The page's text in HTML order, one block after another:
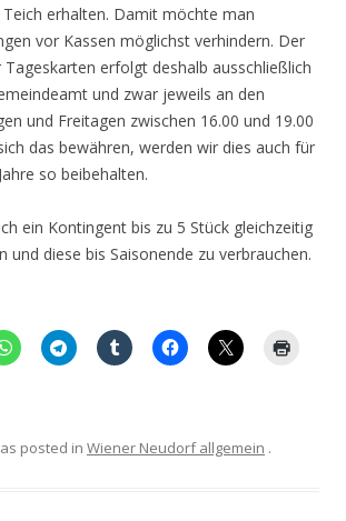
erhalten. Damit möchte man
vor Kassen möglichst verhindern. Der
Tageskarten erfolgt deshalb ausschließlich
und zwar jeweils an den
und Freitagen zwischen 16.00 und 19.00
das bewähren, werden wir dies auch für
so beibehalten.
ein Kontingent bis zu 5 Stück gleichzeitig
und diese bis Saisonende zu verbrauchen.
posted in Wiener Neudorf allgemein .